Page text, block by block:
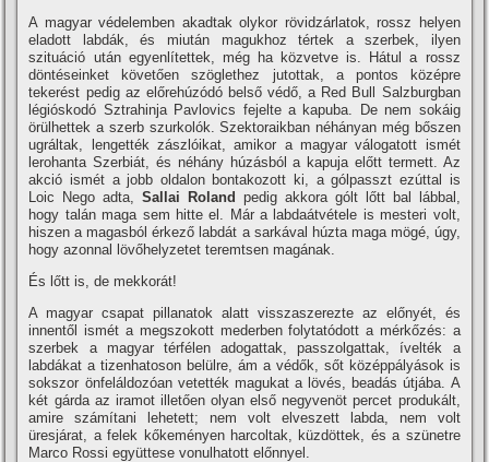
A magyar védelemben akadtak olykor rövidzárlatok, rossz helyen
eladott labdák, és miután magukhoz tértek a szerbek, ilyen
szituáció után egyenlítettek, még ha közvetve is. Hátul a rossz
döntéseinket követően szöglethez jutottak, a pontos középre
tekerést pedig az előrehúzódó belső védő, a Red Bull Salzburgban
légióskodó Sztrahinja Pavlovics fejelte a kapuba. De nem sokáig
örülhettek a szerb szurkolók. Szektoraikban néhányan még bőszen
ugráltak, lengették zászlóikat, amikor a magyar válogatott ismét
lerohanta Szerbiát, és néhány húzásból a kapuja előtt termett. Az
akció ismét a jobb oldalon bontakozott ki, a gólpasszt ezúttal is
Loic Nego adta,Sallai Roland pedig akkora gólt lőtt bal lábbal,
hogy talán maga sem hitte el. Már a labdaátvétele is mesteri volt,
hiszen a magasból érkező labdát a sarkával húzta maga mögé, úgy,
hogy azonnal lövőhelyzetet teremtsen magának.
És lőtt is, de mekkorát!
A magyar csapat pillanatok alatt visszaszerezte az előnyét, és
innentől ismét a megszokott mederben folytatódott a mérkőzés: a
szerbek a magyar térfélen adogattak, passzolgattak, ívelték a
labdákat a tizenhatoson belülre, ám a védők, sőt középpályások is
sokszor önfeláldozóan vetették magukat a lövés, beadás útjába. A
két gárda az iramot illetően olyan első negyvenöt percet produkált,
amire számítani lehetett; nem volt elveszett labda, nem volt
üresjárat, a felek kőkeményen harcoltak, küzdöttek, és a szünetre
Marco Rossi együttese vonulhatott előnnyel.